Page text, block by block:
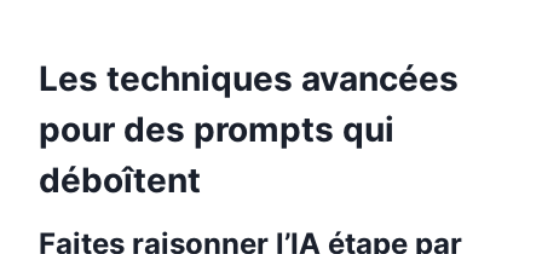
Les techniques avancées
pour des prompts qui
déboîtent
Faites raisonner l’IA étape par